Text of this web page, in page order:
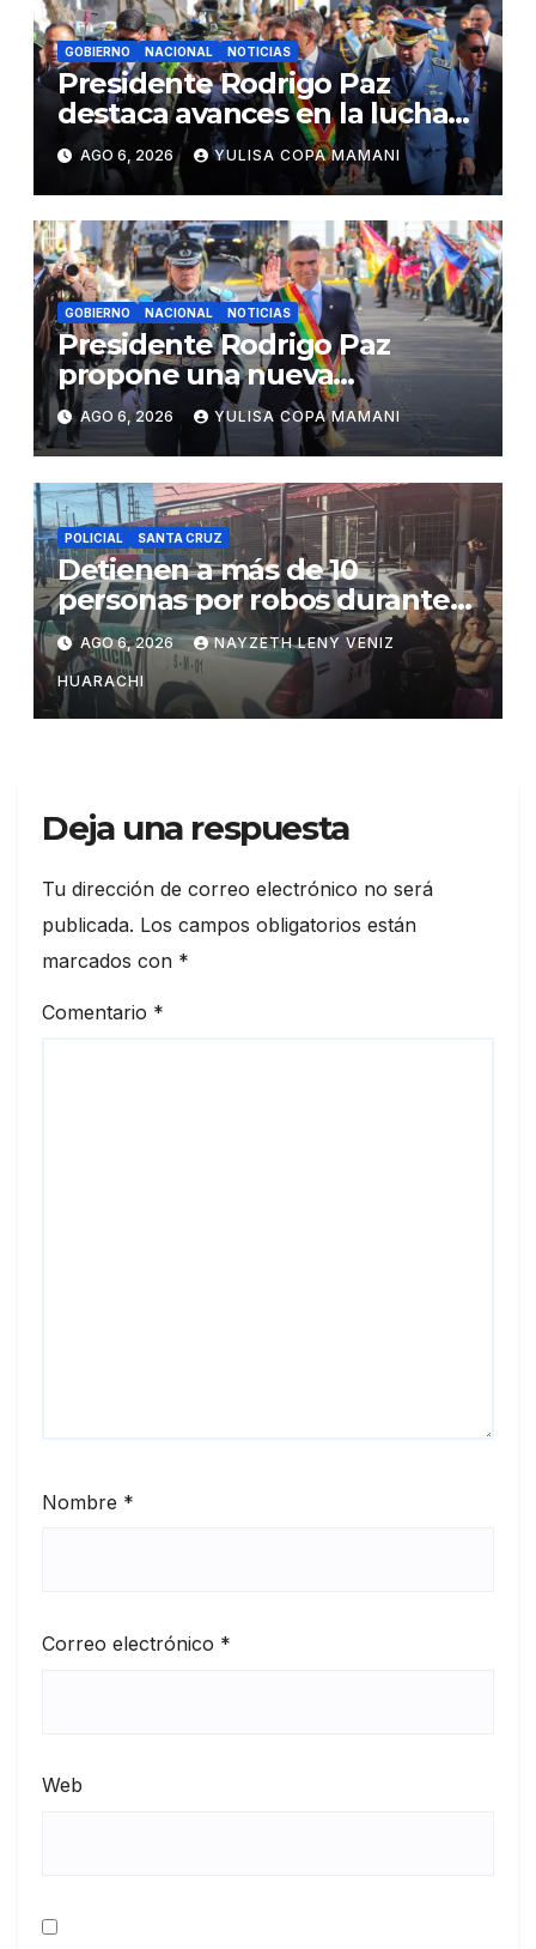
GOBIERNO NACIONAL NOTICIAS
Presidente Rodrigo Paz
destaca avances en la lucha
contra el narcotráfico
AGO 6, 2026 YULISA COPA MAMANI
GOBIERNO NACIONAL NOTICIAS
Presidente Rodrigo Paz
propone una nueva
gobernabilidad basada en
acuerdos institucionales
AGO 6, 2026 YULISA COPA MAMANI
POLICIAL SANTA CRUZ
Detienen a más de 10
personas por robos durante
incendio en Barrio Lindo
AGO 6, 2026 NAYZETH LENY VENIZ
HUARACHI
Deja una respuesta
Tu dirección de correo electrónico no será
publicada. Los campos obligatorios están
marcados con *
Comentario *
Nombre *
Correo electrónico *
Web